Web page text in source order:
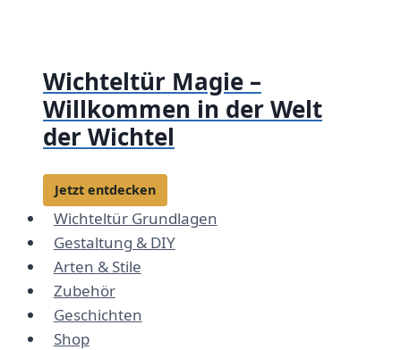
Wichteltür Magie –
Willkommen in der Welt
der Wichtel
Jetzt entdecken
Wichteltür Grundlagen
Gestaltung & DIY
Arten & Stile
Zubehör
Geschichten
Shop